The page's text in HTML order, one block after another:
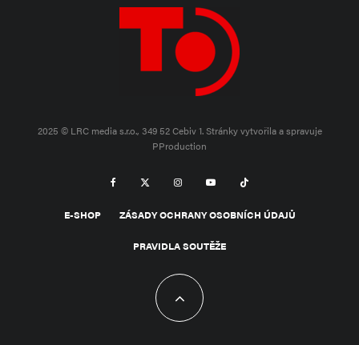
2025 © LRC media s.r.o., 349 52 Cebiv 1.Stránky vytvořila a spravuje
PProduction
E-SHOP ZÁSADY OCHRANY OSOBNÍCH ÚDAJŮ
PRAVIDLA SOUTĚŽE